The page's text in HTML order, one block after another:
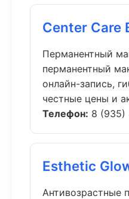
Center Care
Перманентный
перманентный
онлайн-запись,
честные цены и
Телефон: 8 (935)
Esthetic
Антивозрастные